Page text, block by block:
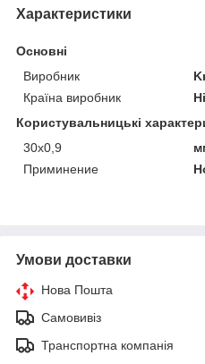
Характеристики
Основні
Виробник
Країна виробник
Користувальницькі
30х0,9
Приминение
Умови доставки
Нова Пошта
Самовивіз
Транспортна компанія